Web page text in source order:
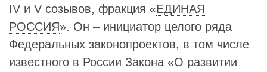
IV и V созывов, фракция «ЕДИНАЯ
РОССИЯ». Он – инициатор целого ряда
Федеральных законопроектов, в том числе
известного в России Закона «О развитии